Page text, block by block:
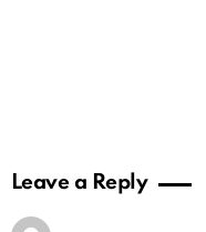
Leave a Reply